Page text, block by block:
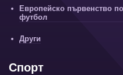
Европейско първенство по
футбол
Други
Спорт